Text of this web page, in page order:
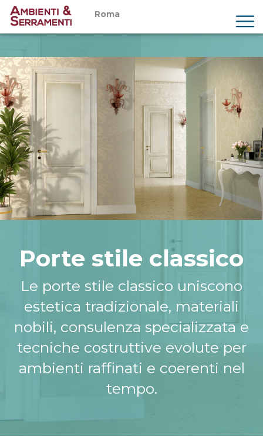
Roma
Prodotti
Servizi
Showroom
Magazine
Preventivi
Contatti
Porte stile classico
Le porte stile classico uniscono
estetica tradizionale, materiali
nobili, consulenza specializzata e
tecniche costruttive evolute per
ambienti raffinati e coerenti nel
tempo.